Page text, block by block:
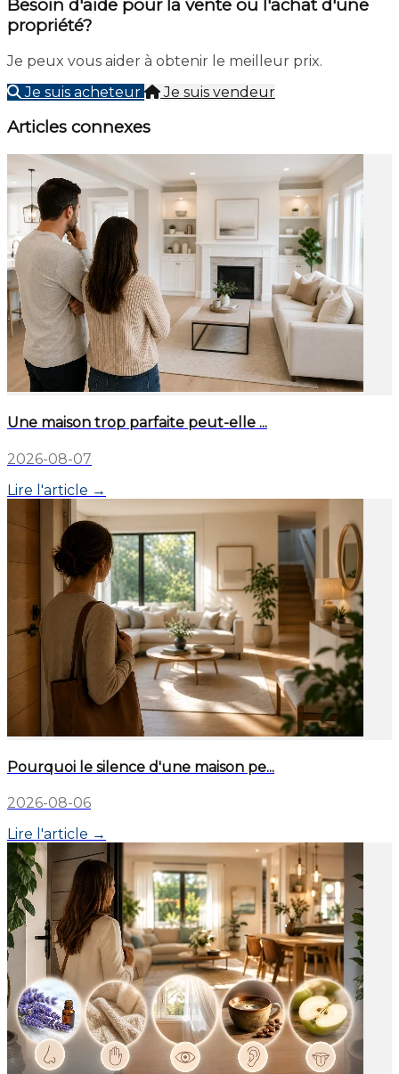
Besoin d'aide pour la vente ou l'achat d'une
propriété?
Je peux vous aider à obtenir le meilleur prix.
Je suis acheteur
Je suis vendeur
Articles connexes
Une maison trop parfaite peut-elle ...
2026-08-07
Lire l'article →
Pourquoi le silence d'une maison pe...
2026-08-06
Lire l'article →